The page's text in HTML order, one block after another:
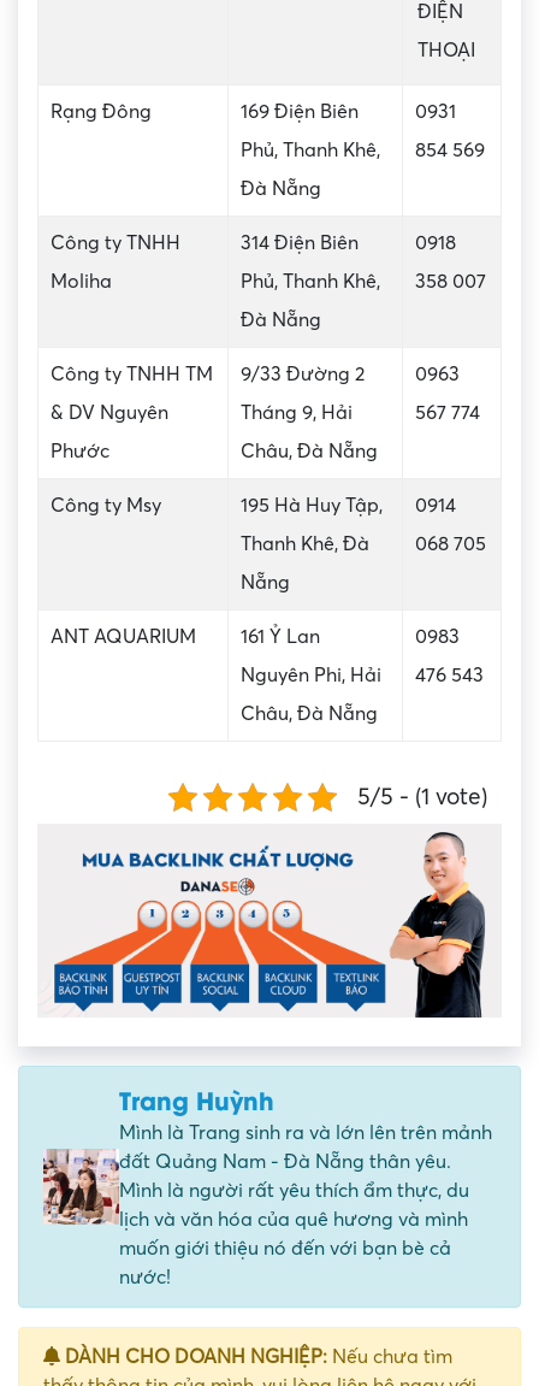
ĐIỆN
THOẠI
Rạng Đông
169 Điện Biên
Phủ, Thanh Khê,
Đà Nẵng
0931
854 569
Công ty TNHH
Moliha
314 Điện Biên
Phủ, Thanh Khê,
Đà Nẵng
0918
358 007
Công ty TNHH TM
& DV Nguyên
Phước
9/33 Đường 2
Tháng 9, Hải
Châu, Đà Nẵng
0963
567 774
Công ty Msy
195 Hà Huy Tập,
Thanh Khê, Đà
Nẵng
0914
068 705
ANT AQUARIUM
161 Ỷ Lan
Nguyên Phi, Hải
Châu, Đà Nẵng
0983
476 543
5/5 - (1 vote)
Trang Huỳnh
Mình là Trang sinh ra và lớn lên trên mảnh
đất Quảng Nam - Đà Nẵng thân yêu.
Mình là người rất yêu thích ẩm thực, du
lịch và văn hóa của quê hương và mình
muốn giới thiệu nó đến với bạn bè cả
nước!
DÀNH CHO DOANH NGHIỆP: Nếu chưa tìm